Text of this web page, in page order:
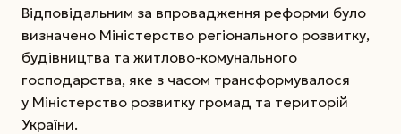
Відповідальним за впровадження реформи було
визначено Міністерство регіонального розвитку,
будівництва та житлово-комунального
господарства, яке з часом трансформувалося
у Міністерство розвитку громад та територій
України.